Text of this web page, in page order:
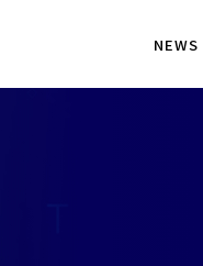
NEWS